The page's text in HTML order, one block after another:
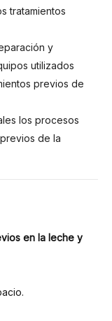
tratamientos
y
utilizados
previos de
los procesos
de la
en la leche y